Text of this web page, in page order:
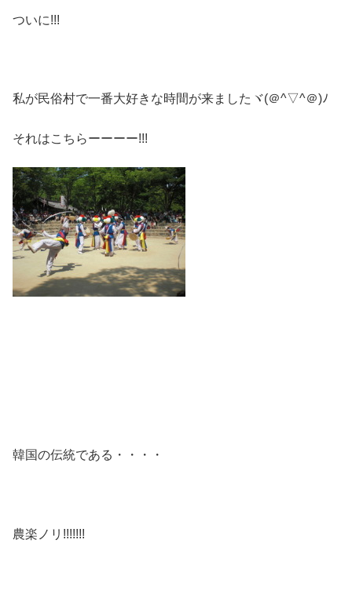
ついに!!!
私が民俗村で一番大好きな時間が来ましたヾ(＠^▽^＠)ﾉ
それはこちらーーーー!!!
韓国の伝統である・・・・
農楽ノリ!!!!!!!